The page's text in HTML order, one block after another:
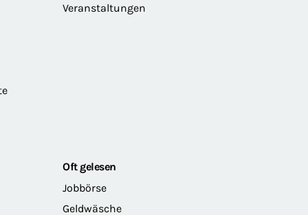
Veranstaltungen
Oft gelesen
Jobbörse
Geldwäsche